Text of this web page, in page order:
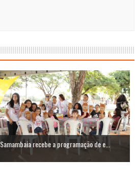
Samambaia recebe a programação de e...